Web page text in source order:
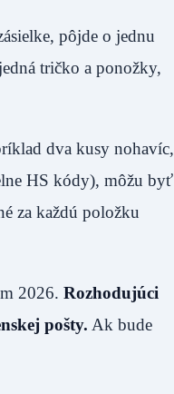
pôjde o jednu
tričko a ponožky,
dva kusy nohavíc,
HS kódy), môžu byť
za každú položku
2026. Rozhodujúci
pošty. Ak bude